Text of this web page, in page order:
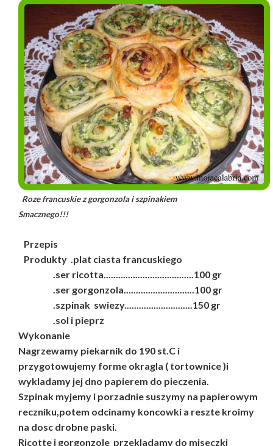
Roze francuskie z gorgonzola i szpinakiem
Smacznego!!!
Przepis
Produkty .plat ciasta francuskiego
.ser ricotta.....................................100 gr
.ser gorgonzola.............................100 gr
.szpinak swiezy............................150 gr
.sol i pieprz
Wykonanie
Nagrzewamy piekarnik do 190 st.C i
przygotowujemy forme okragla ( tortownice )i
wykladamy jej dno papierem do pieczenia.
Szpinak myjemy i porzadnie suszymy na papierowym
reczniku,potem odcinamy koncowki a reszte kroimy
na dosc drobne paski.
Ricotte i gorgonzole przekladamy do miseczki